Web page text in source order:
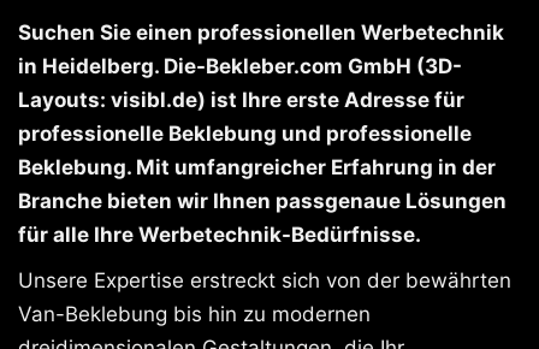
Suchen Sie einen professionellen Werbetechnik
in Heidelberg. Die-Bekleber.com GmbH (3D-
Layouts: visibl.de) ist Ihre erste Adresse für
professionelle Beklebung und professionelle
Beklebung. Mit umfangreicher Erfahrung in der
Branche bieten wir Ihnen passgenaue Lösungen
für alle Ihre Werbetechnik-Bedürfnisse.
Unsere Expertise erstreckt sich von der bewährten
Van-Beklebung bis hin zu modernen